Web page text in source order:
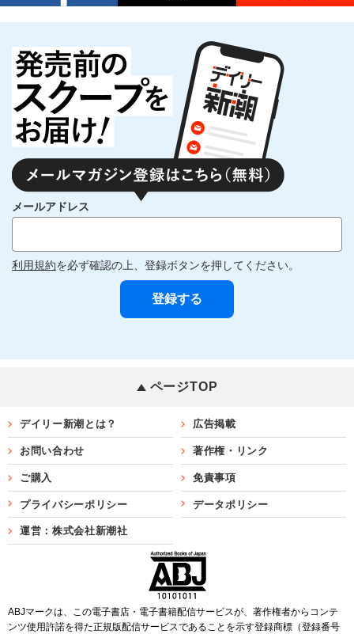
メールアドレス
利用規約を必ず確認の上、登録ボタンを押してください。
ページTOP
デイリー新潮とは？ 広告掲載
お問い合わせ 著作権・リンク
ご購入 免責事項
プライバシーポリシー データポリシー
運営：株式会社新潮社
ABJマークは、この電子書店・電子書籍配信サービスが、著作権者からコンテ
ンツ使用許諾を得た正規版配信サービスであることを示す登録商標（登録番号